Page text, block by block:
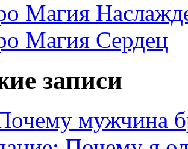
Магия
Магия Сердец
записи
мужчина